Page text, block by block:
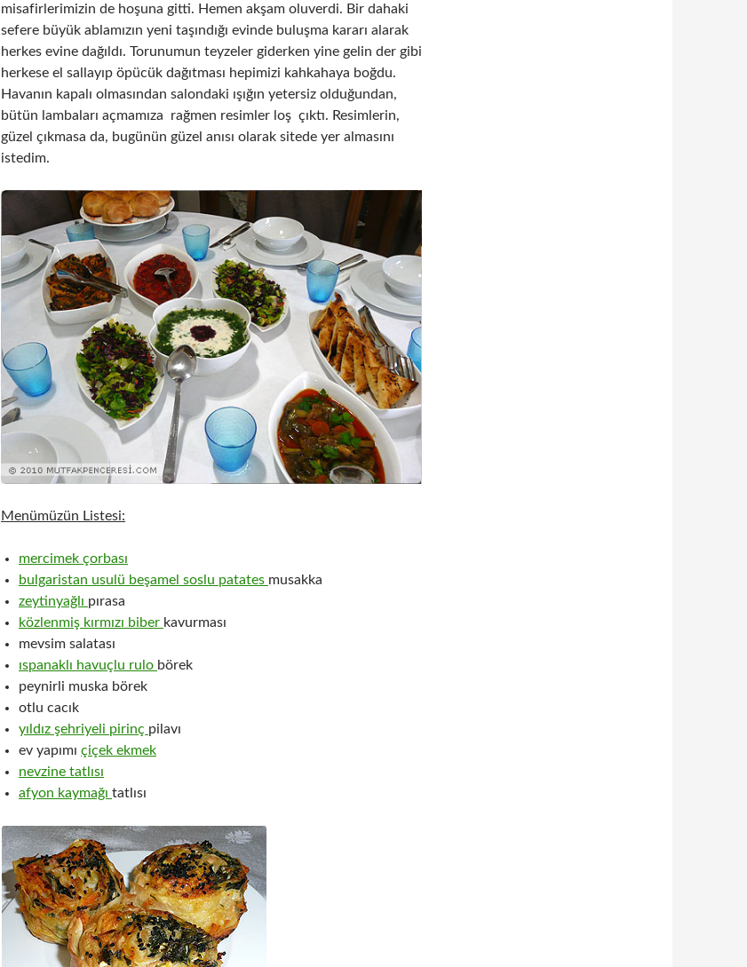
misafirlerimizin de hoşuna gitti. Hemen akşam oluverdi. Bir dahaki
sefere büyük ablamızın yeni taşındığı evinde buluşma kararı alarak
herkes evine dağıldı. Torunumun teyzeler giderken yine gelin der gibi
herkese el sallayıp öpücük dağıtması hepimizi kahkahaya boğdu.
Havanın kapalı olmasından salondaki ışığın yetersiz olduğundan,
bütün lambaları açmamıza rağmen resimler loş çıktı. Resimlerin,
güzel çıkmasa da, bugünün güzel anısı olarak sitede yer almasını
istedim.
Menümüzün Listesi:
mercimek çorbası
bulgaristan usulü beşamel soslu patates musakka
zeytinyağlı pırasa
közlenmiş kırmızı biber kavurması
mevsim salatası
ıspanaklı havuçlu rulo börek
peynirli muska börek
otlu cacık
yıldız şehriyeli pirinç pilavı
ev yapımı çiçek ekmek
nevzine tatlısı
afyon kaymağı tatlısı